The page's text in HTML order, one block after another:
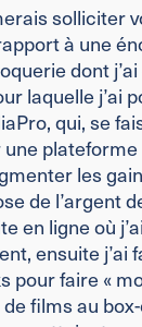
solliciter
à une
dont
laquelle j’ai
qui, se
une
les
de l’argent
en ligne où
ensuite j’ai
pour faire «
films au